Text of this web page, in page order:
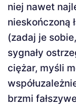
niej nawet
nieskończoną
(zadaj je
sygnały
ciężar, myśli
brzmi